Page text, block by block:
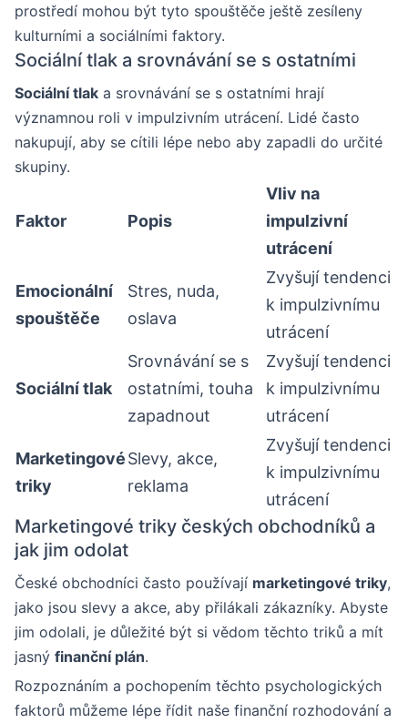
prostředí mohou být tyto spouštěče ještě zesíleny
kulturními a sociálními faktory.
Sociální tlak a srovnávání se s ostatními
Sociální tlak a srovnávání se s ostatními hrají
významnou roli v impulzivním utrácení. Lidé často
nakupují, aby se cítili lépe nebo aby zapadli do určité
skupiny.
Faktor Popis
Vliv na
impulzivní
utrácení
Emocionální
spouštěče
Stres, nuda,
oslava
Zvyšují tendenci
k impulzivnímu
utrácení
Sociální tlak
Srovnávání se s
ostatními, touha
zapadnout
Zvyšují tendenci
k impulzivnímu
utrácení
Marketingové
triky
Slevy, akce,
reklama
Zvyšují tendenci
k impulzivnímu
utrácení
Marketingové triky českých obchodníků a
jak jim odolat
České obchodníci často používají marketingové triky,
jako jsou slevy a akce, aby přilákali zákazníky. Abyste
jim odolali, je důležité být si vědom těchto triků a mít
jasný finanční plán.
Rozpoznáním a pochopením těchto psychologických
faktorů můžeme lépe řídit naše finanční rozhodování a